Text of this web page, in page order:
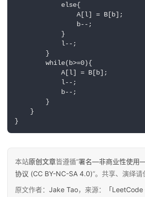
原
创
专
            else{
                A[l] = B[b];
                b--;
            }
            l--;
        }
        while(b>=0){
            A[l] = B[b];
            l--;
            b--;
        }
    }
}
本站原创文章皆遵循“署名—非商业性使用
协议 (CC BY-NC-SA 4.0)”。共享、演绎请
原文作者： Jake Tao，来源：
「